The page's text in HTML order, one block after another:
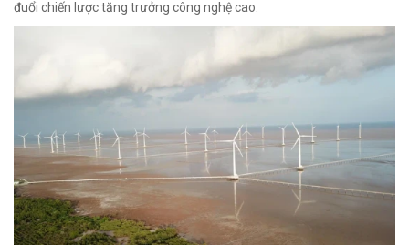
đuổi chiến lược tăng trưởng công nghệ cao.